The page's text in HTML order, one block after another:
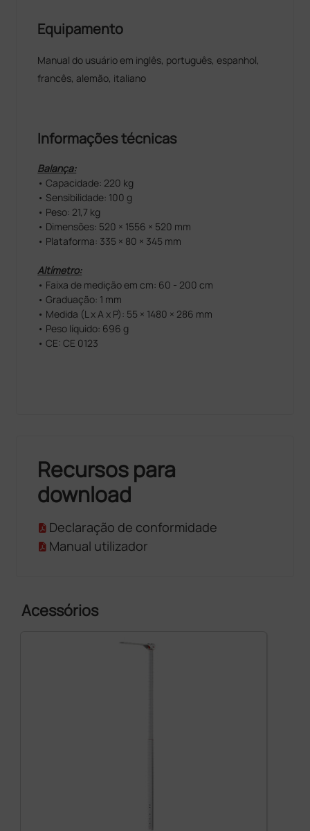
Equipamento
Manual do usuário em inglês, português, espanhol,
francês, alemão, italiano
Informações técnicas
Balança:
• Capacidade: 220 kg
• Sensibilidade: 100 g
• Peso: 21,7 kg
• Dimensões: 520 × 1556 × 520 mm
• Plataforma: 335 × 80 × 345 mm
Altímetro:
• Faixa de medição em cm: 60 - 200 cm
• Graduação: 1 mm
• Medida (L x A x P): 55 × 1480 × 286 mm
• Peso líquido: 696 g
• CE: CE 0123
Recursos para
download
Declaração de conformidade
Manual utilizador
Acessórios